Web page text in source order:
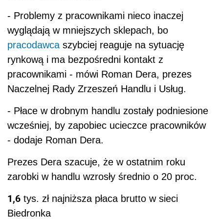
- Problemy z pracownikami nieco inaczej
wyglądają w mniejszych sklepach, bo
pracodawca szybciej reaguje na sytuację
rynkową i ma bezpośredni kontakt z
pracownikami - mówi Roman Dera, prezes
Naczelnej Rady Zrzeszeń Handlu i Usług.
- Płace w drobnym handlu zostały podniesione
wcześniej, by zapobiec ucieczce pracowników
- dodaje Roman Dera.
Prezes Dera szacuje, że w ostatnim roku
zarobki w handlu wzrosły średnio o 20 proc.
1,6 tys. zł najniższa płaca brutto w sieci
Biedronka